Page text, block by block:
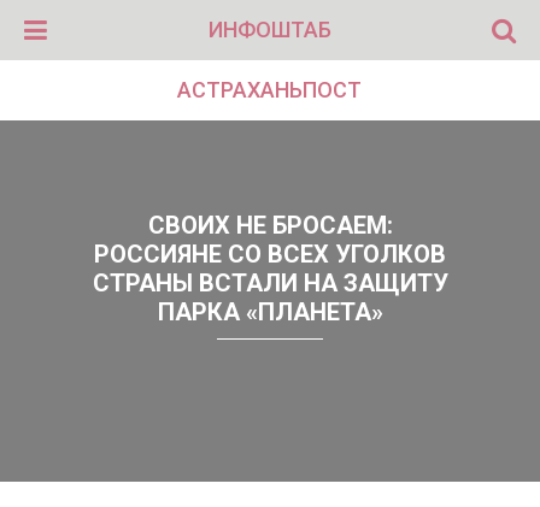
ИНФОШТАБ
АСТРАХАНЬПОСТ
СВОИХ НЕ БРОСАЕМ:
РОССИЯНЕ СО ВСЕХ УГОЛКОВ
СТРАНЫ ВСТАЛИ НА ЗАЩИТУ
ПАРКА «ПЛАНЕТА»